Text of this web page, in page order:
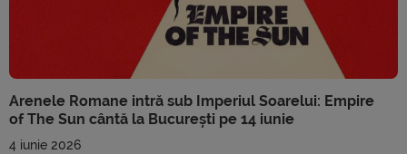
Arenele Romane intră sub Imperiul Soarelui: Empire
of The Sun cântă la București pe 14 iunie
4 iunie 2026